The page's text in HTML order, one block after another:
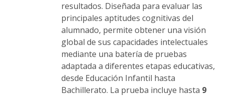
resultados. Diseñada para evaluar las
principales aptitudes cognitivas del
alumnado, permite obtener una visión
global de sus capacidades intelectuales
mediante una batería de pruebas
adaptada a diferentes etapas educativas,
desde Educación Infantil hasta
Bachillerato. La prueba incluye hasta 9